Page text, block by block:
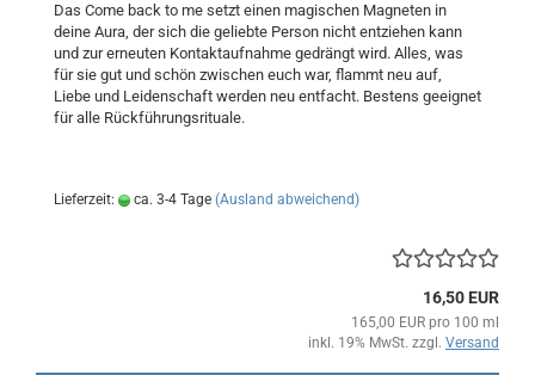
Das Come back to me setzt einen magischen Magneten in
deine Aura, der sich die geliebte Person nicht entziehen kann
und zur erneuten Kontaktaufnahme gedrängt wird. Alles, was
für sie gut und schön zwischen euch war, flammt neu auf,
Liebe und Leidenschaft werden neu entfacht. Bestens geeignet
für alle Rückführungsrituale.
Lieferzeit: ca. 3-4 Tage (Ausland abweichend)
16,50 EUR
165,00 EUR pro 100 ml
inkl. 19% MwSt. zzgl. Versand